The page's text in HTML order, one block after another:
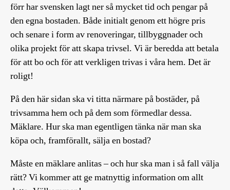
förr har svensken lagt ner så mycket tid och pengar på
den egna bostaden. Både initialt genom ett högre pris
och senare i form av renoveringar, tillbyggnader och
olika projekt för att skapa trivsel. Vi är beredda att betala
för att bo och för att verkligen trivas i våra hem. Det är
roligt!
På den här sidan ska vi titta närmare på bostäder, på
trivsamma hem och på dem som förmedlar dessa.
Mäklare. Hur ska man egentligen tänka när man ska
köpa och, framförallt, sälja en bostad?
Måste en mäklare anlitas – och hur ska man i så fall välja
rätt? Vi kommer att ge matnyttig information om allt